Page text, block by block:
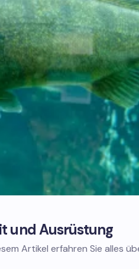
und Ausrüstung
Artikel erfahren Sie alles